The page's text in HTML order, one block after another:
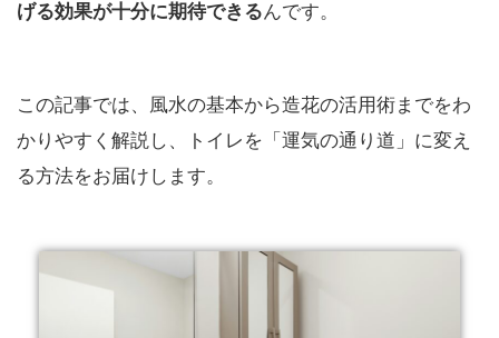
げる効果が十分に期待できるんです。
この記事では、風水の基本から造花の活用術までをわ
かりやすく解説し、トイレを「運気の通り道」に変え
る方法をお届けします。